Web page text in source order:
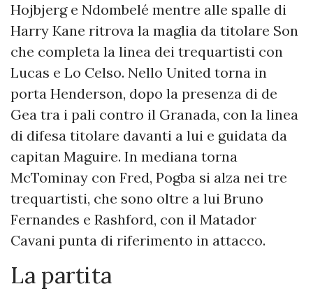
Hojbjerg e Ndombelé mentre alle spalle di
Harry Kane ritrova la maglia da titolare Son
che completa la linea dei trequartisti con
Lucas e Lo Celso. Nello United torna in
porta Henderson, dopo la presenza di de
Gea tra i pali contro il Granada, con la linea
di difesa titolare davanti a lui e guidata da
capitan Maguire. In mediana torna
McTominay con Fred, Pogba si alza nei tre
trequartisti, che sono oltre a lui Bruno
Fernandes e Rashford, con il Matador
Cavani punta di riferimento in attacco.
La partita